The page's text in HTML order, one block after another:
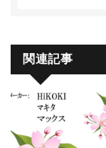
関連記事